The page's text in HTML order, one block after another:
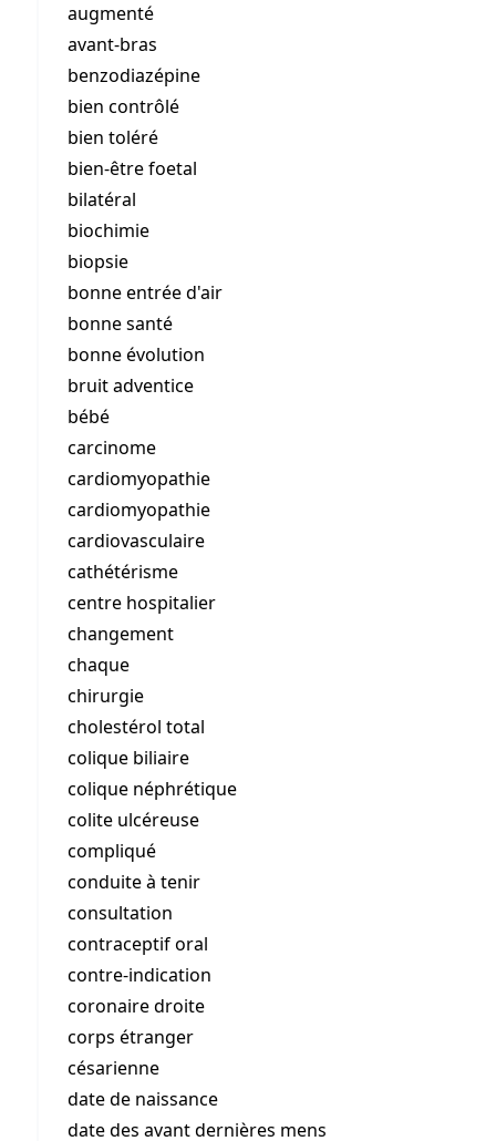
augmenté
avant-bras
benzodiazépine
bien contrôlé
bien toléré
bien-être foetal
bilatéral
biochimie
biopsie
bonne entrée d'air
bonne santé
bonne évolution
bruit adventice
bébé
carcinome
cardiomyopathie
cardiomyopathie
cardiovasculaire
cathétérisme
centre hospitalier
changement
chaque
chirurgie
cholestérol total
colique biliaire
colique néphrétique
colite ulcéreuse
compliqué
conduite à tenir
consultation
contraceptif oral
contre-indication
coronaire droite
corps étranger
césarienne
date de naissance
date des avant dernières mens